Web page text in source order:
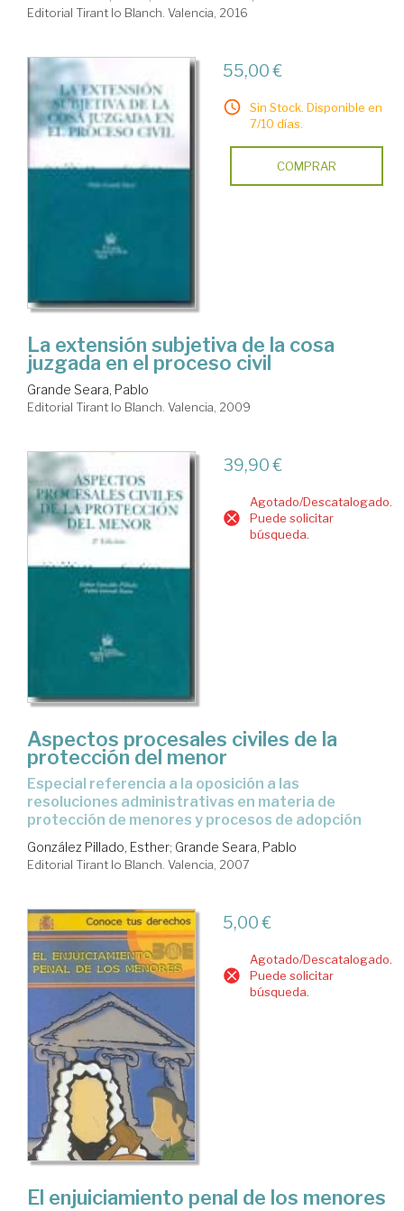
Editorial Tirant lo Blanch. Valencia, 2016
55,00 €
Sin Stock. Disponible en
7/10 días.
COMPRAR
La extensión subjetiva de la cosa
juzgada en el proceso civil
Grande Seara, Pablo
Editorial Tirant lo Blanch. Valencia, 2009
39,90 €
Agotado/Descatalogado.
Puede solicitar
búsqueda.
Aspectos procesales civiles de la
protección del menor
especial referencia a la oposición a las
resoluciones administrativas en materia de
protección de menores y procesos de adopción
González Pillado, Esther; Grande Seara, Pablo
Editorial Tirant lo Blanch. Valencia, 2007
5,00 €
Agotado/Descatalogado.
Puede solicitar
búsqueda.
El enjuiciamiento penal de los menores